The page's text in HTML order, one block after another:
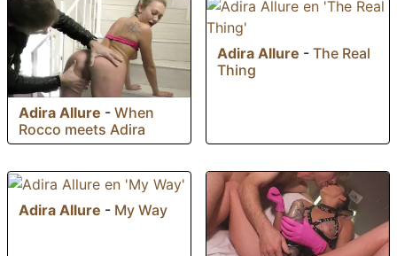
Adira Allure - When
Rocco meets Adira
Adira Allure - The Real
Thing
Adira Allure - My Way